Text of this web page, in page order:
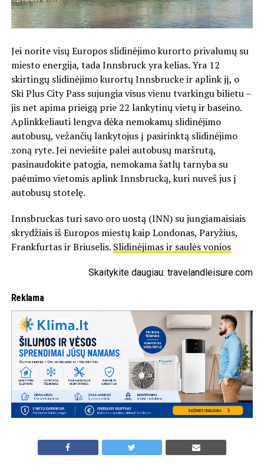
Jei norite visų Europos slidinėjimo kurorto privalumų su
miesto energija, tada Innsbruck yra kelias. Yra 12
skirtingų slidinėjimo kurortų Innsbrucke ir aplink jį, o
Ski Plus City Pass sujungia visus vienu tvarkingu bilietu –
jis net apima prieigą prie 22 lankytinų vietų ir baseino.
Aplinkkeliauti lengva dėka nemokamų slidinėjimo
autobusų, vežančių lankytojus į pasirinktą slidinėjimo
zoną ryte. Jei neviešite palei autobusų maršrutą,
pasinaudokite patogia, nemokama šatlų tarnyba su
paėmimo vietomis aplink Innsbrucką, kuri nuveš jus į
autobusų stotelę.
Innsbruckas turi savo oro uostą (INN) su jungiamaisiais
skrydžiais iš Europos miestų kaip Londonas, Paryžius,
Frankfurtas ir Briuselis. Slidinėjimas ir saulės vonios
Skaitykite daugiau: travelandleisure.com
Reklama